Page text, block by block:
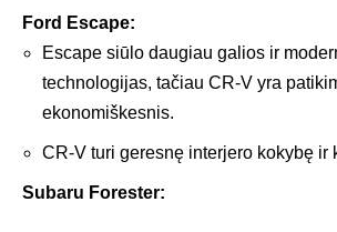
Ford Escape:
Escape siūlo daugiau galios ir
technologijas, tačiau CR-V yra
ekonomiškesnis.
CR-V turi geresnę interjero kokybę ir
Subaru Forester: